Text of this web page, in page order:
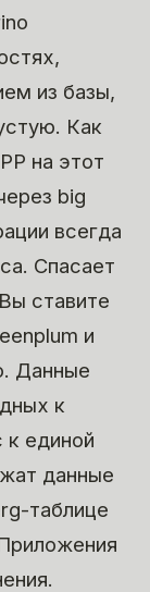
из базы,
Как
на этот
big
всегда
Спасает
ставите
и
Данные
к
к единой
данные
таблице